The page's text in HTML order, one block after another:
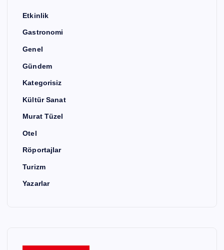
Etkinlik
Gastronomi
Genel
Gündem
Kategorisiz
Kültür Sanat
Murat Tüzel
Otel
Röportajlar
Turizm
Yazarlar